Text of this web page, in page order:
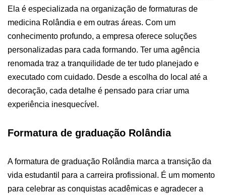
Ela é especializada na organização de formaturas de
medicina Rolândia e em outras áreas. Com um
conhecimento profundo, a empresa oferece soluções
personalizadas para cada formando. Ter uma agência
renomada traz a tranquilidade de ter tudo planejado e
executado com cuidado. Desde a escolha do local até a
decoração, cada detalhe é pensado para criar uma
experiência inesquecível.
Formatura de graduação Rolândia
A formatura de graduação Rolândia marca a transição da
vida estudantil para a carreira profissional. É um momento
para celebrar as conquistas acadêmicas e agradecer a